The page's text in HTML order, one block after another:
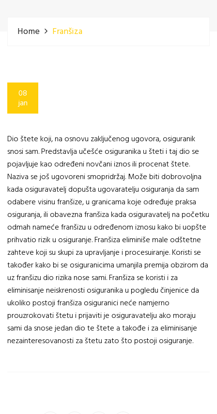
Home Franšiza
08
jan
Dio štete koji, na osnovu zaključenog ugovora, osiguranik
snosi sam. Predstavlja učešće osiguranika u šteti i taj dio se
pojavljuje kao određeni novčani iznos ili procenat štete.
Naziva se još ugovoreni smopridržaj. Može biti dobrovoljna
kada osiguravatelj dopušta ugovaratelju osiguranja da sam
odabere visinu franšize, u granicama koje određuje praksa
osiguranja, ili obavezna franšiza kada osiguravatelj na početku
odmah nameće franšizu u određenom iznosu kako bi uopšte
prihvatio rizik u osiguranje. Franšiza eliminiše male odštetne
zahteve koji su skupi za upravljanje i procesuiranje. Koristi se
također kako bi se osiguranicima umanjila premija obzirom da
uz franšizu dio rizika nose sami. Franšiza se koristi i za
eliminisanje neiskrenosti osiguranika u pogledu činjenice da
ukoliko postoji franšiza osiguranici neće namjerno
prouzrokovati štetu i prijaviti je osiguravatelju ako moraju
sami da snose jedan dio te štete a takođe i za eliminisanje
nezainteresovanosti za štetu zato što postoji osiguranje.